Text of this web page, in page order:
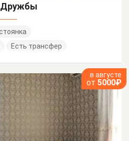
Дружбы
Есть трансфер
в августе
от 5000₽